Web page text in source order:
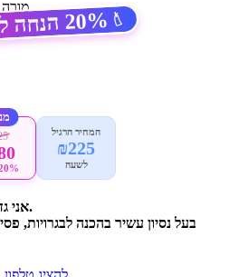
🏷️
20%
הנחה למנויים
המחיר הרגיל
₪225
לשעה 20%
אני גד, בוגר הנדסת תוכנה בטכניון.
בעל נסיון עשיר בהכנה לבגרויות,